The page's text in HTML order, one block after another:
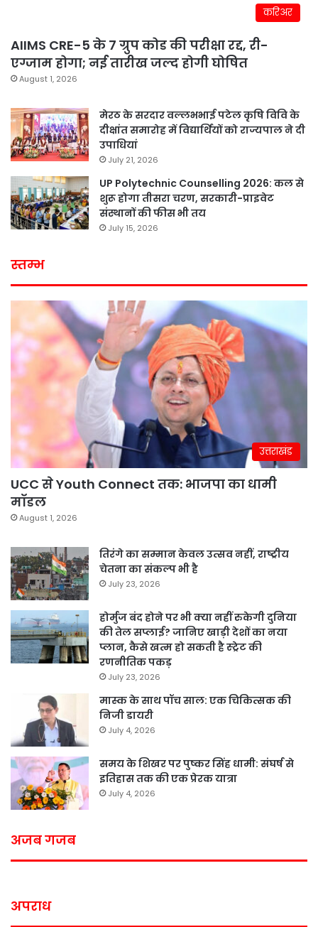
करिअर
AIIMS CRE-5 के 7 ग्रुप कोड की परीक्षा रद्द, री-
एग्जाम होगा; नई तारीख जल्द होगी घोषित
August 1, 2026
मेरठ के सरदार वल्लभभाई पटेल कृषि विवि के
दीक्षांत समारोह में विद्यार्थियों को राज्यपाल ने दी
उपाधियां
July 21, 2026
UP Polytechnic Counselling 2026: कल से
शुरू होगा तीसरा चरण, सरकारी-प्राइवेट
संस्थानों की फीस भी तय
July 15, 2026
स्तम्भ
उत्तराखंड
UCC से Youth Connect तक: भाजपा का धामी
मॉडल
August 1, 2026
तिरंगे का सम्मान केवल उत्सव नहीं, राष्ट्रीय
चेतना का संकल्प भी है
July 23, 2026
होर्मुज बंद होने पर भी क्या नहीं रुकेगी दुनिया
की तेल सप्लाई? जानिए खाड़ी देशों का नया
प्लान, कैसे खत्म हो सकती है स्ट्रेट की
रणनीतिक पकड़
July 23, 2026
मास्क के साथ पॉच साल: एक चिकित्सक की
निजी डायरी
July 4, 2026
समय के शिखर पर पुष्कर सिंह धामी: संघर्ष से
इतिहास तक की एक प्रेरक यात्रा
July 4, 2026
अजब गजब
अपराध